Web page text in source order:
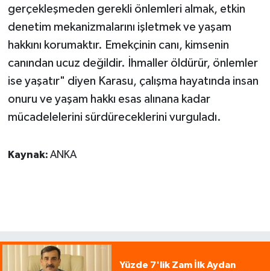
gerçekleşmeden gerekli önlemleri almak, etkin
denetim mekanizmalarını işletmek ve yaşam
hakkını korumaktır. Emekçinin canı, kimsenin
canından ucuz değildir. İhmaller öldürür, önlemler
ise yaşatır" diyen Karasu, çalışma hayatında insan
onuru ve yaşam hakkı esas alınana kadar
mücadelelerini sürdüreceklerini vurguladı.
Kaynak: ANKA
Yüzde 7'lik Zam İlk Aydan